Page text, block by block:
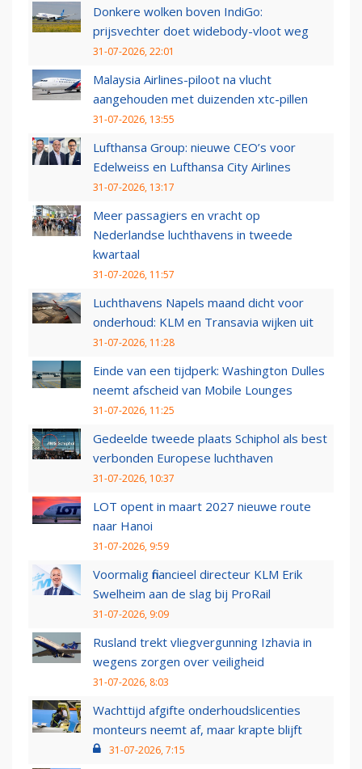
Donkere wolken boven IndiGo:
prijsvechter doet widebody-vloot weg
31-07-2026, 22:01
Malaysia Airlines-piloot na vlucht
aangehouden met duizenden xtc-pillen
31-07-2026, 13:55
Lufthansa Group: nieuwe CEO’s voor
Edelweiss en Lufthansa City Airlines
31-07-2026, 13:17
Meer passagiers en vracht op
Nederlandse luchthavens in tweede
kwartaal
31-07-2026, 11:57
Luchthavens Napels maand dicht voor
onderhoud: KLM en Transavia wijken uit
31-07-2026, 11:28
Einde van een tijdperk: Washington Dulles
neemt afscheid van Mobile Lounges
31-07-2026, 11:25
Gedeelde tweede plaats Schiphol als best
verbonden Europese luchthaven
31-07-2026, 10:37
LOT opent in maart 2027 nieuwe route
naar Hanoi
31-07-2026, 9:59
Voormalig financieel directeur KLM Erik
Swelheim aan de slag bij ProRail
31-07-2026, 9:09
Rusland trekt vliegvergunning Izhavia in
wegens zorgen over veiligheid
31-07-2026, 8:03
Wachttijd afgifte onderhoudslicenties
monteurs neemt af, maar krapte blijft
31-07-2026, 7:15